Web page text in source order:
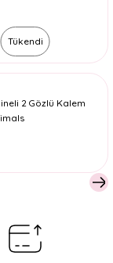
Tükendi
2 Gözlü Kalem